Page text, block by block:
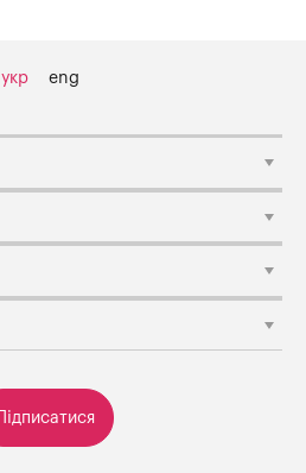
укр eng
Підписатися